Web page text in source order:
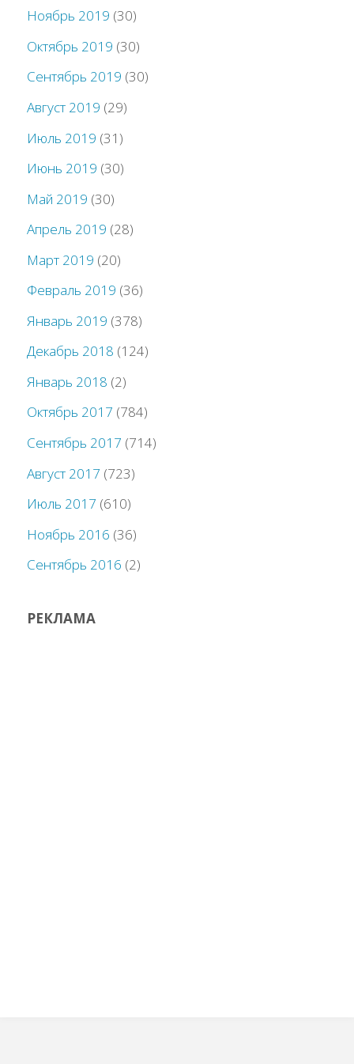
Ноябрь 2019 (30)
Октябрь 2019 (30)
Сентябрь 2019 (30)
Август 2019 (29)
Июль 2019 (31)
Июнь 2019 (30)
Май 2019 (30)
Апрель 2019 (28)
Март 2019 (20)
Февраль 2019 (36)
Январь 2019 (378)
Декабрь 2018 (124)
Январь 2018 (2)
Октябрь 2017 (784)
Сентябрь 2017 (714)
Август 2017 (723)
Июль 2017 (610)
Ноябрь 2016 (36)
Сентябрь 2016 (2)
РЕКЛАМА